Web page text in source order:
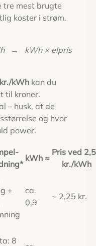
mest brugte
koster i strøm.
→ kWh × elpris
kWh kan du
til kroner.
– husk, at de
og hvor
power.
kWh ≈
Pris ved
kr./kWh
+
ca.
0,9
~ 2,25 kr.
8